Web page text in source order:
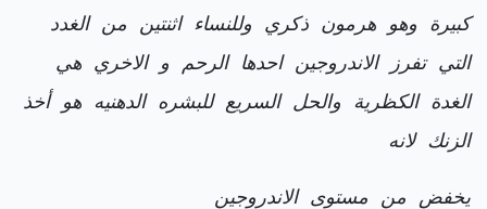
كبيرة وهو هرمون ذكري وللنساء اثنتين من الغدد
التي تفرز الاندروجين احدها الرحم و الاخري هي
الغدة الكظرية والحل السريع للبشره الدهنيه هو أخذ
الزنك لانه
يخفض من مستوى الاندروجين